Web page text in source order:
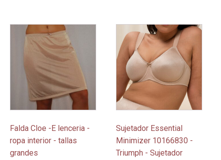
Falda Cloe -E lenceria -
ropa interior - tallas
grandes
producto
múltiples
variantes.
opciones
pueden
elegir
en
Sujetador Essential
Minimizer 10166830 -
Triumph - Sujetador
Este
producto
tiene
múltiples
variantes.
Las
opciones
pueden
elegir
en